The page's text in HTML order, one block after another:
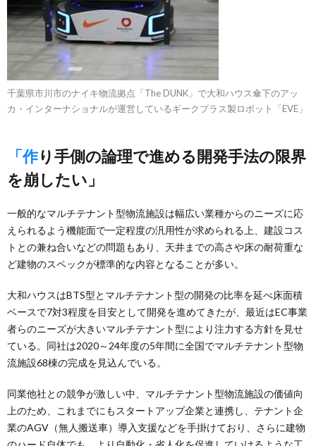
千葉県市川市のナイキ物流拠点「The DUNK」で大和ハウス傘下のアッ
カ・インターナショナルが運営しているギークプラス製ロボット「EVE」
「作り手側の論理で進める開発手法の限界
を崩したい」
一般的なマルチテナント型物流施設は幅広い業種からのニーズに応
えられるよう機能面で一定程度の汎用性が求められる上、建設コス
トとの兼ね合いなどの問題もあり、天井までの高さや床の耐荷重な
ど建物のスペックが標準的な内容となることが多い。
大和ハウスはBTS型とマルチテナント型の開発の比率を延べ床面積
ベースで7対3程度を目安として開発を進めてきたが、最近はEC事業
者らのニーズが大きいマルチテナント型により注力する方針を見せ
ている。同社は2020～24年度の5年間に全国でマルチテナント型物
流施設68棟の完成を見込んでいる。
同業他社との競争が激しい中、マルチテナント型物流施設の価値向
上のため、これまでにもスタートアップ企業と連携し、テナント企
業のAGV（無人搬送車）導入支援などを手掛けており、さらに建物